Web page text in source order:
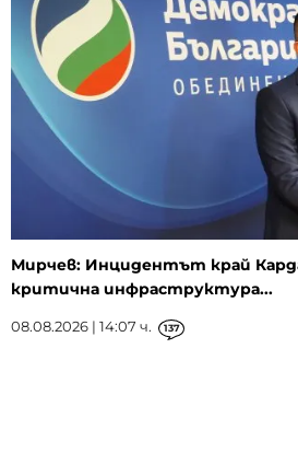
Мирчев: Инцидентът край
критична инфраструктура...
08.08.2026 | 14:07 ч. 137